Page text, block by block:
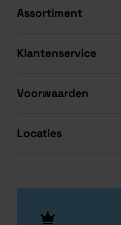
Assortiment
Klantenservice
Voorwaarden
Locaties